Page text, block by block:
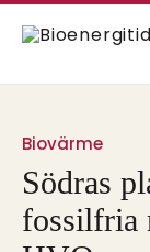
Biovärme
Södras
fossilfria